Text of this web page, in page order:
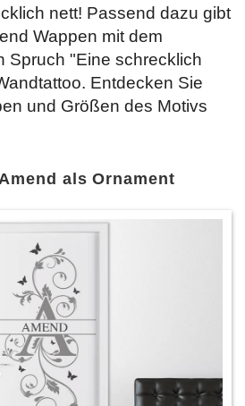
nett! Passend dazu gibt
Wappen mit dem
Spruch "Eine schrecklich
Entdecken Sie
und Größen des Motivs
als Ornament